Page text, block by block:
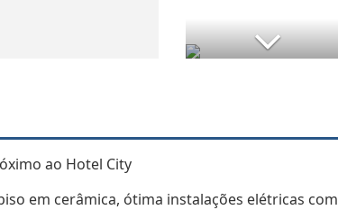
ao Hotel City
em cerâmica, ótima instalações elétricas com